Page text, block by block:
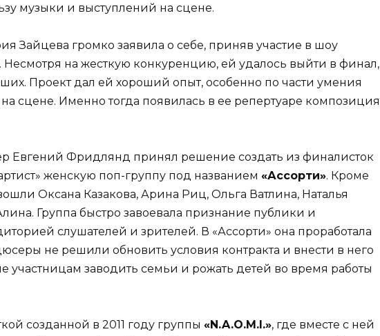
музыки и выступлений на сцене.
Зайцева громко заявила о себе, приняв участие в шоу
. Несмотря на жесткую конкуренцию, ей удалось выйти в финал,
Проект дал ей хороший опыт, особенно по части умения
сцене. Именно тогда появилась в ее репертуаре композиция
Евгений Фридлянд принял решение создать из финалисток
женскую поп-группу под названием «Ассорти». Кроме
Оксана Казакова, Арина Риц, Ольга Ватлина, Наталья
Группа быстро завоевала признание публики и
слушателей и зрителей. В «Ассорти» она проработала
не решили обновить условия контракта и внести в него
участницам заводить семьи и рожать детей во время работы
созданной в 2011 году группы «N.A.O.M.I.», где вместе с ней